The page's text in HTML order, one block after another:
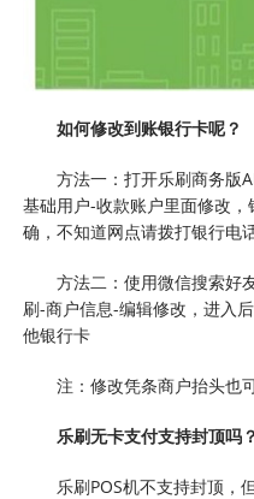
如何修改到账银行卡呢？
方法一：打开乐刷商务版
基础用户-收款账户里面修改
确，不知道网点请拨打银行电
方法二：使用微信搜索好
刷-商户信息-编辑修改，进入
他银行卡
注：修改凭条商户抬头也
乐刷无卡支付支持封顶吗？
乐刷POS机不支持封顶，